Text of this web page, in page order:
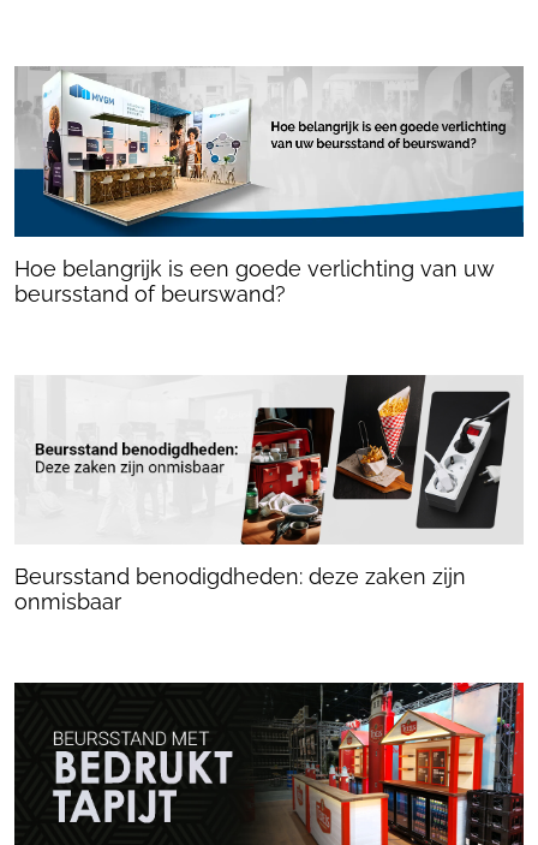
Hoe belangrijk is een goede verlichting van uw
beursstand of beurswand?
Beursstand benodigdheden: deze zaken zijn
onmisbaar